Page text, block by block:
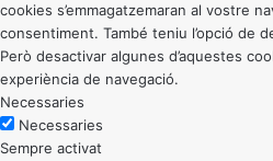
cookies s’emmagatzemaran al vostre
consentiment. També teniu l’opció de
Però desactivar algunes d’aquestes
experiència de navegació.
Necessaries
Necessaries
Sempre activat